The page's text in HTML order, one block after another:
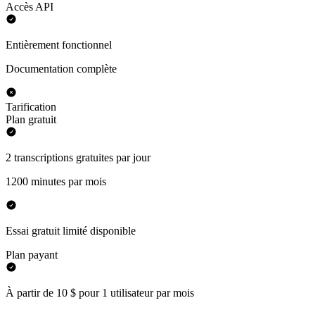
Accès API
Entièrement fonctionnel
Documentation complète
Tarification
Plan gratuit
2 transcriptions gratuites par jour
1200 minutes par mois
Essai gratuit limité disponible
Plan payant
À partir de 10 $ pour 1 utilisateur par mois